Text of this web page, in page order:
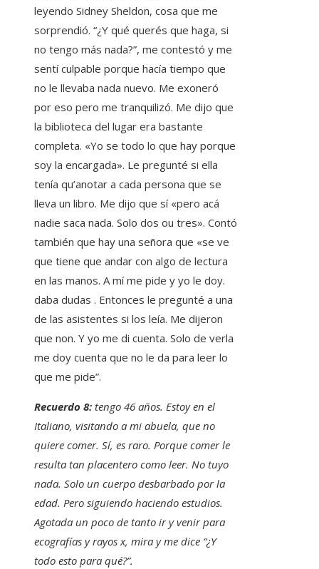
leyendo Sidney Sheldon, cosa que me
sorprendió. “¿Y qué querés que haga, si
no tengo más nada?”, me contestó y me
sentí culpable porque hacía tiempo que
no le llevaba nada nuevo. Me exoneró
por eso pero me tranquilizó. Me dijo que
la biblioteca del lugar era bastante
completa. «Yo se todo lo que hay porque
soy la encargada». Le pregunté si ella
tenía qu’anotar a cada persona que se
lleva un libro. Me dijo que sí «pero acá
nadie saca nada. Solo dos ou tres». Contó
también que hay una señora que «se ve
que tiene que andar con algo de lectura
en las manos. A mí me pide y yo le doy.
daba dudas . Entonces le pregunté a una
de las asistentes si los leía. Me dijeron
que non. Y yo me di cuenta. Solo de verla
me doy cuenta que no le da para leer lo
que me pide”.
Recuerdo 8: tengo 46 años. Estoy en el
Italiano, visitando a mi abuela, que no
quiere comer. Sí, es raro. Porque comer le
resulta tan placentero como leer. No tuyo
nada. Solo un cuerpo desbarbado por la
edad. Pero siguiendo haciendo estudios.
Agotada un poco de tanto ir y venir para
ecografías y rayos x, mira y me dice “¿Y
todo esto para qué?”.